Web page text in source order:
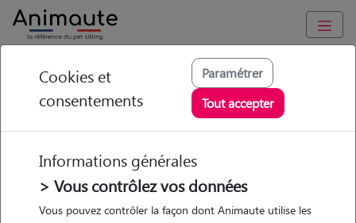
Animaute Nouvelle Aquitaine Gironde/Bordeaux
Emma - Petsitter à
BORDEAUX
• 26 ans
Cookies et
consentements
Paramétrer
Tout accepter
Informations générales
> Vous contrôlez vos données
Vous pouvez contrôler la façon dont Animaute utilise les